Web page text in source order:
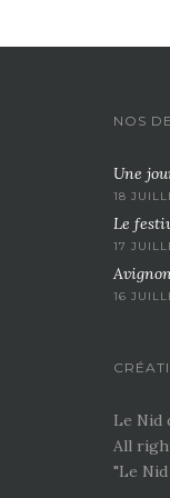
NOS
Une
18
Le
17
16
Le Nid
All
"Le